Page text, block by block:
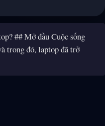
## Mở đầu Cuộc sống
trong đó, laptop đã trở